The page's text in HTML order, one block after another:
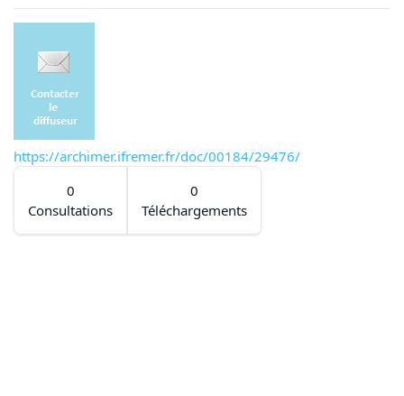
https://archimer.ifremer.fr/doc/00184/29476/
0
Consultations
0
Téléchargements